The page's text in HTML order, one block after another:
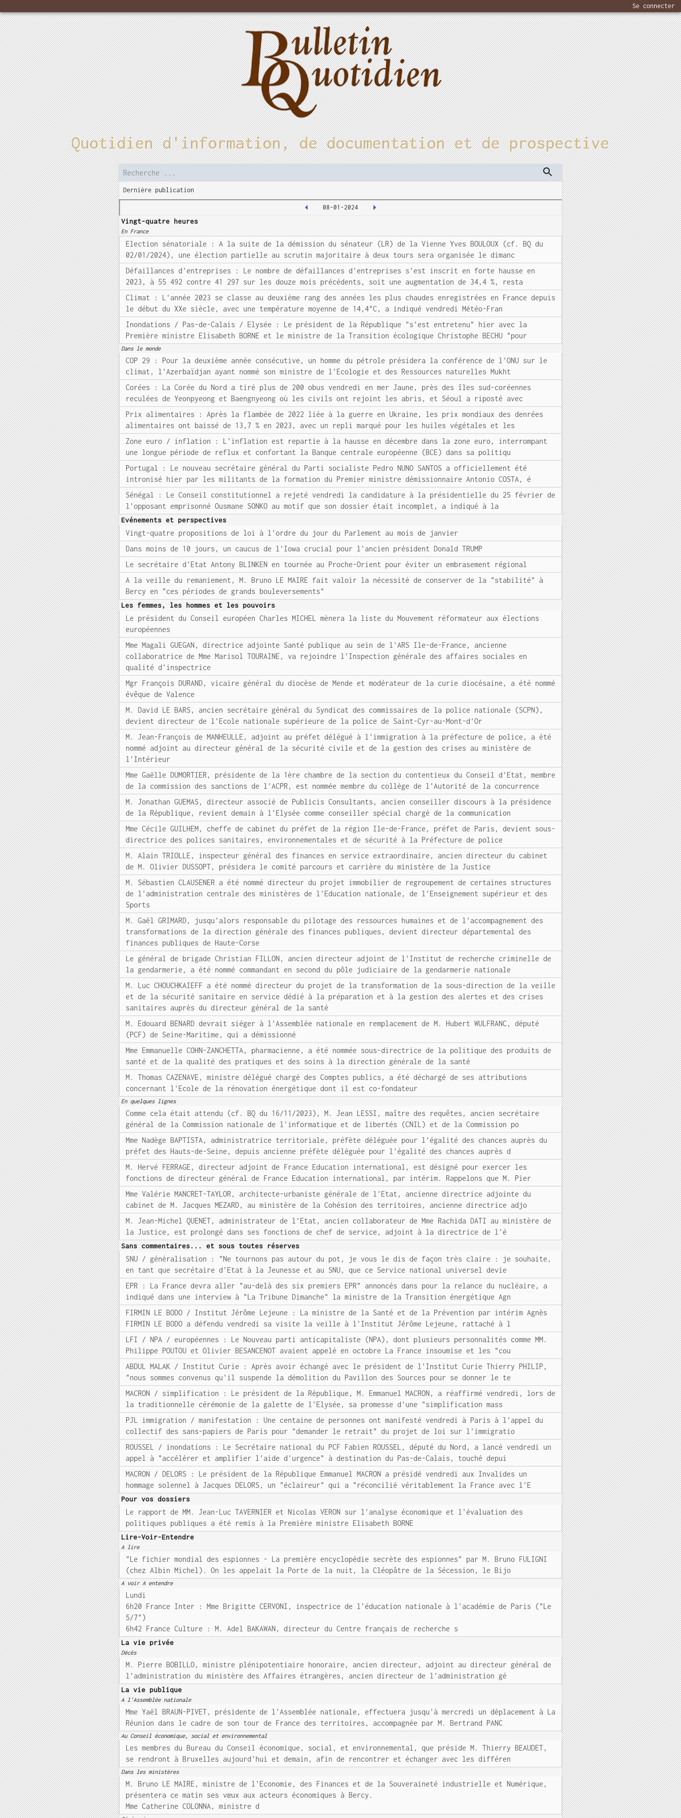
Se connecter
Quotidien d'information, de documentation et de prospective
Dernière publication
08-01-2024
Vingt-quatre heures
En France
Election sénatoriale : A la suite de la démission du sénateur (LR) de la Vienne Yves BOULOUX (cf. BQ du
02/01/2024), une élection partielle au scrutin majoritaire à deux tours sera organisée le dimanc
Défaillances d'entreprises : Le nombre de défaillances d'entreprises s'est inscrit en forte hausse en
2023, à 55 492 contre 41 297 sur les douze mois précédents, soit une augmentation de 34,4 %, resta
Climat : L'année 2023 se classe au deuxième rang des années les plus chaudes enregistrées en France depuis
le début du XXe siècle, avec une température moyenne de 14,4°C, a indiqué vendredi Météo-Fran
Inondations / Pas-de-Calais / Elysée : Le président de la République "s'est entretenu" hier avec la
Première ministre Elisabeth BORNE et le ministre de la Transition écologique Christophe BECHU "pour
Dans le monde
COP 29 : Pour la deuxième année consécutive, un homme du pétrole présidera la conférence de l'ONU sur le
climat, l'Azerbaïdjan ayant nommé son ministre de l'Ecologie et des Ressources naturelles Mukht
Corées : La Corée du Nord a tiré plus de 200 obus vendredi en mer Jaune, près des îles sud-coréennes
reculées de Yeonpyeong et Baengnyeong où les civils ont rejoint les abris, et Séoul a riposté avec
Prix alimentaires : Après la flambée de 2022 liée à la guerre en Ukraine, les prix mondiaux des denrées
alimentaires ont baissé de 13,7 % en 2023, avec un repli marqué pour les huiles végétales et les
Zone euro / inflation : L'inflation est repartie à la hausse en décembre dans la zone euro, interrompant
une longue période de reflux et confortant la Banque centrale européenne (BCE) dans sa politiqu
Portugal : Le nouveau secrétaire général du Parti socialiste Pedro NUNO SANTOS a officiellement été
intronisé hier par les militants de la formation du Premier ministre démissionnaire Antonio COSTA, é
Sénégal : Le Conseil constitutionnel a rejeté vendredi la candidature à la présidentielle du 25 février de
l'opposant emprisonné Ousmane SONKO au motif que son dossier était incomplet, a indiqué à la
Evénements et perspectives
Vingt-quatre propositions de loi à l'ordre du jour du Parlement au mois de janvier
Dans moins de 10 jours, un caucus de l'Iowa crucial pour l'ancien président Donald TRUMP
Le secrétaire d'Etat Antony BLINKEN en tournée au Proche-Orient pour éviter un embrasement régional
A la veille du remaniement, M. Bruno LE MAIRE fait valoir la nécessité de conserver de la "stabilité" à
Bercy en "ces périodes de grands bouleversements"
Les femmes, les hommes et les pouvoirs
Le président du Conseil européen Charles MICHEL mènera la liste du Mouvement réformateur aux élections
européennes
Mme Magali GUEGAN, directrice adjointe Santé publique au sein de l'ARS Ile-de-France, ancienne
collaboratrice de Mme Marisol TOURAINE, va rejoindre l'Inspection générale des affaires sociales en
qualité d'inspectrice
Mgr François DURAND, vicaire général du diocèse de Mende et modérateur de la curie diocésaine, a été nommé
évêque de Valence
M. David LE BARS, ancien secrétaire général du Syndicat des commissaires de la police nationale (SCPN),
devient directeur de l'Ecole nationale supérieure de la police de Saint-Cyr-au-Mont-d'Or
M. Jean-François de MANHEULLE, adjoint au préfet délégué à l'immigration à la préfecture de police, a été
nommé adjoint au directeur général de la sécurité civile et de la gestion des crises au ministère de
l'Intérieur
Mme Gaëlle DUMORTIER, présidente de la 1ère chambre de la section du contentieux du Conseil d'Etat, membre
de la commission des sanctions de l'ACPR, est nommée membre du collège de l'Autorité de la concurrence
M. Jonathan GUEMAS, directeur associé de Publicis Consultants, ancien conseiller discours à la présidence
de la République, revient demain à l'Elysée comme conseiller spécial chargé de la communication
Mme Cécile GUILHEM, cheffe de cabinet du préfet de la région Ile-de-France, préfet de Paris, devient sous-
directrice des polices sanitaires, environnementales et de sécurité à la Préfecture de police
M. Alain TRIOLLE, inspecteur général des finances en service extraordinaire, ancien directeur du cabinet
de M. Olivier DUSSOPT, présidera le comité parcours et carrière du ministère de la Justice
M. Sébastien CLAUSENER a été nommé directeur du projet immobilier de regroupement de certaines structures
de l'administration centrale des ministères de l'Education nationale, de l'Enseignement supérieur et des
Sports
M. Gaël GRIMARD, jusqu'alors responsable du pilotage des ressources humaines et de l'accompagnement des
transformations de la direction générale des finances publiques, devient directeur départemental des
finances publiques de Haute-Corse
Le général de brigade Christian FILLON, ancien directeur adjoint de l'Institut de recherche criminelle de
la gendarmerie, a été nommé commandant en second du pôle judiciaire de la gendarmerie nationale
M. Luc CHOUCHKAIEFF a été nommé directeur du projet de la transformation de la sous-direction de la veille
et de la sécurité sanitaire en service dédié à la préparation et à la gestion des alertes et des crises
sanitaires auprès du directeur général de la santé
M. Edouard BENARD devrait siéger à l'Assemblée nationale en remplacement de M. Hubert WULFRANC, député
(PCF) de Seine-Maritime, qui a démissionné
Mme Emmanuelle COHN-ZANCHETTA, pharmacienne, a été nommée sous-directrice de la politique des produits de
santé et de la qualité des pratiques et des soins à la direction générale de la santé
M. Thomas CAZENAVE, ministre délégué chargé des Comptes publics, a été déchargé de ses attributions
concernant l'Ecole de la rénovation énergétique dont il est co-fondateur
En quelques lignes
Comme cela était attendu (cf. BQ du 16/11/2023), M. Jean LESSI, maître des requêtes, ancien secrétaire
général de la Commission nationale de l'informatique et de libertés (CNIL) et de la Commission po
Mme Nadège BAPTISTA, administratrice territoriale, préfète déléguée pour l'égalité des chances auprès du
préfet des Hauts-de-Seine, depuis ancienne préfète déléguée pour l'égalité des chances auprès d
M. Hervé FERRAGE, directeur adjoint de France Education international, est désigné pour exercer les
fonctions de directeur général de France Education international, par intérim. Rappelons que M. Pier
Mme Valérie MANCRET-TAYLOR, architecte-urbaniste générale de l'Etat, ancienne directrice adjointe du
cabinet de M. Jacques MEZARD, au ministère de la Cohésion des territoires, ancienne directrice adjo
M. Jean-Michel QUENET, administrateur de l'Etat, ancien collaborateur de Mme Rachida DATI au ministère de
la Justice, est prolongé dans ses fonctions de chef de service, adjoint à la directrice de l'é
Sans commentaires... et sous toutes réserves
SNU / généralisation : "Ne tournons pas autour du pot, je vous le dis de façon très claire : je souhaite,
en tant que secrétaire d'Etat à la Jeunesse et au SNU, que ce Service national universel devie
EPR : La France devra aller "au-delà des six premiers EPR" annoncés dans pour la relance du nucléaire, a
indiqué dans une interview à "La Tribune Dimanche" la ministre de la Transition énergétique Agn
FIRMIN LE BODO / Institut Jérôme Lejeune : La ministre de la Santé et de la Prévention par intérim Agnès
FIRMIN LE BODO a défendu vendredi sa visite la veille à l'Institut Jérôme Lejeune, rattaché à l
LFI / NPA / européennes : Le Nouveau parti anticapitaliste (NPA), dont plusieurs personnalités comme MM.
Philippe POUTOU et Olivier BESANCENOT avaient appelé en octobre La France insoumise et les "cou
ABDUL MALAK / Institut Curie : Après avoir échangé avec le président de l'Institut Curie Thierry PHILIP,
"nous sommes convenus qu'il suspende la démolition du Pavillon des Sources pour se donner le te
MACRON / simplification : Le président de la République, M. Emmanuel MACRON, a réaffirmé vendredi, lors de
la traditionnelle cérémonie de la galette de l'Elysée, sa promesse d'une "simplification mass
PJL immigration / manifestation : Une centaine de personnes ont manifesté vendredi à Paris à l'appel du
collectif des sans-papiers de Paris pour "demander le retrait" du projet de loi sur l'immigratio
ROUSSEL / inondations : Le Secrétaire national du PCF Fabien ROUSSEL, député du Nord, a lancé vendredi un
appel à "accélérer et amplifier l'aide d'urgence" à destination du Pas-de-Calais, touché depui
MACRON / DELORS : Le président de la République Emmanuel MACRON a présidé vendredi aux Invalides un
hommage solennel à Jacques DELORS, un "éclaireur" qui a "réconcilié véritablement la France avec l'E
Pour vos dossiers
Le rapport de MM. Jean-Luc TAVERNIER et Nicolas VERON sur l'analyse économique et l'évaluation des
politiques publiques a été remis à la Première ministre Elisabeth BORNE
Lire-Voir-Entendre
A lire
"Le fichier mondial des espionnes - La première encyclopédie secrète des espionnes" par M. Bruno FULIGNI
(chez Albin Michel). On les appelait la Porte de la nuit, la Cléopâtre de la Sécession, le Bijo
A voir A entendre
Lundi
6h20 France Inter : Mme Brigitte CERVONI, inspectrice de l'éducation nationale à l'académie de Paris ("Le
5/7")
6h42 France Culture : M. Adel BAKAWAN, directeur du Centre français de recherche s
La vie privée
Décès
M. Pierre BOBILLO, ministre plénipotentiaire honoraire, ancien directeur, adjoint au directeur général de
l'administration du ministère des Affaires étrangères, ancien directeur de l'administration gé
La vie publique
A l'Assemblée nationale
Mme Yaël BRAUN-PIVET, présidente de l'Assemblée nationale, effectuera jusqu'à mercredi un déplacement à La
Réunion dans le cadre de son tour de France des territoires, accompagnée par M. Bertrand PANC
Au Conseil économique, social et environnemental
Les membres du Bureau du Conseil économique, social, et environnemental, que préside M. Thierry BEAUDET,
se rendront à Bruxelles aujourd'hui et demain, afin de rencontrer et échanger avec les différen
Dans les ministères
M. Bruno LE MAIRE, ministre de l'Economie, des Finances et de la Souveraineté industrielle et Numérique,
présentera ce matin ses vœux aux acteurs économiques à Bercy.
Mme Catherine COLONNA, ministre d